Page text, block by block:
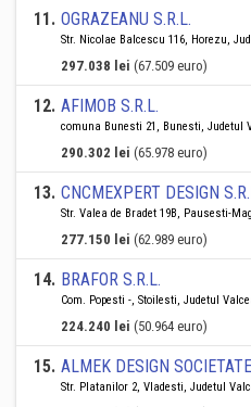
11. OGRAZEANU S.R.L.
Str. Nicolae Balcescu 116, Horezu,
297.038 lei (67.509 euro)
12. AFIMOB S.R.L.
comuna Bunesti 21, Bunesti, Judetul
290.302 lei (65.978 euro)
13. CNCMEXPERT DESIGN
Str. Valea de Bradet 19B, Pausesti-
277.150 lei (62.989 euro)
14. BRAFOR S.R.L.
Com. Popesti -, Stoilesti, Judetul
224.240 lei (50.964 euro)
15. ALMEK DESIGN
Str. Platanilor 2, Vladesti, Judetul